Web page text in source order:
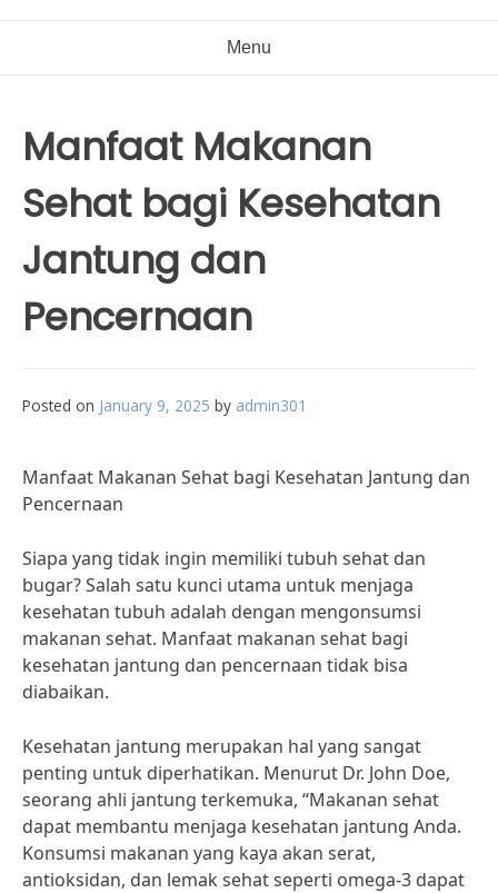
Menu
Manfaat Makanan
Sehat bagi Kesehatan
Jantung dan
Pencernaan
Posted on January 9, 2025 by admin301
Manfaat Makanan Sehat bagi Kesehatan Jantung dan
Pencernaan
Siapa yang tidak ingin memiliki tubuh sehat dan
bugar? Salah satu kunci utama untuk menjaga
kesehatan tubuh adalah dengan mengonsumsi
makanan sehat. Manfaat makanan sehat bagi
kesehatan jantung dan pencernaan tidak bisa
diabaikan.
Kesehatan jantung merupakan hal yang sangat
penting untuk diperhatikan. Menurut Dr. John Doe,
seorang ahli jantung terkemuka, “Makanan sehat
dapat membantu menjaga kesehatan jantung Anda.
Konsumsi makanan yang kaya akan serat,
antioksidan, dan lemak sehat seperti omega-3 dapat